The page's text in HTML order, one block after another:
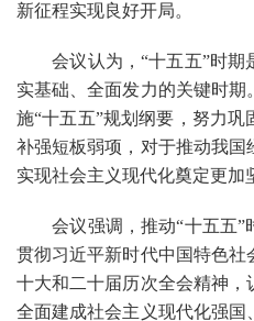
新征程实现良好开局。
会议认为，“十五五”时期
实基础、全面发力的关键时
施“十五五”规划纲要，努力巩
补强短板弱项，对于推动我
实现社会主义现代化奠定更加
会议强调，推动“十五五”
贯彻习近平新时代中国特色社
十大和二十届历次全会精神
全面建成社会主义现代化强国